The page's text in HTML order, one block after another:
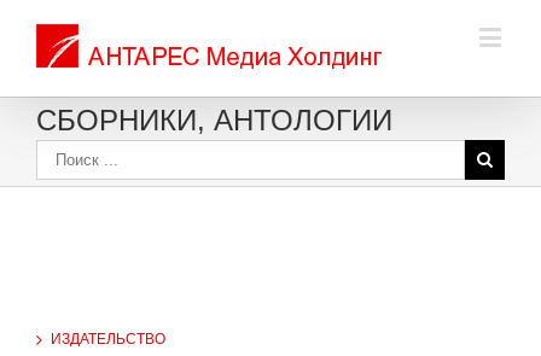
СБОРНИКИ, АНТОЛОГИИ
ИЗДАТЕЛЬСТВО